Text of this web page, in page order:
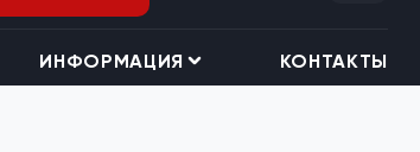
ИНФОРМАЦИЯ КОНТАКТЫ